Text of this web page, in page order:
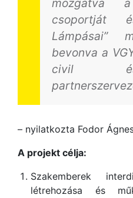
mozgatva
csoportját
Lámpásai”
bevonva a
civil
– nyilatkozta Fodor
A projekt célja:
Szakemberek
létrehozása és